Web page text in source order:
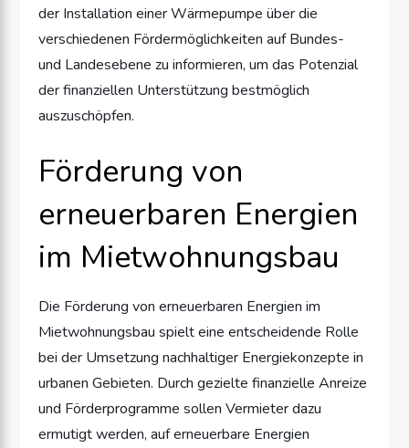
der Installation einer Wärmepumpe über die
verschiedenen Fördermöglichkeiten auf Bundes-
und Landesebene zu informieren, um das Potenzial
der finanziellen Unterstützung bestmöglich
auszuschöpfen.
Förderung von
erneuerbaren Energien
im Mietwohnungsbau
Die Förderung von erneuerbaren Energien im
Mietwohnungsbau spielt eine entscheidende Rolle
bei der Umsetzung nachhaltiger Energiekonzepte in
urbanen Gebieten. Durch gezielte finanzielle Anreize
und Förderprogramme sollen Vermieter dazu
ermutigt werden, auf erneuerbare Energien